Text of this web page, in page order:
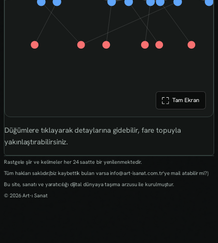
Tam Ekran
Düğümlere tıklayarak detaylarına gidebilir, fare topuyla
yakınlaştırabilirsiniz.
Rastgele şiir ve kelimeler her 24 saatte bir yenilenmektedir.
Tüm hakları saklıdır.(biz kaybettik bulan varsa info@art-isanat.com.tr'ye mail atabilir mi?)
Bu site, sanatı ve yaratıcılığı dijital dünyaya taşıma arzusu ile kurulmuştur.
© 2026 Art-ı Sanat